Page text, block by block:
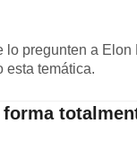
pregunten a Elon
esta temática.